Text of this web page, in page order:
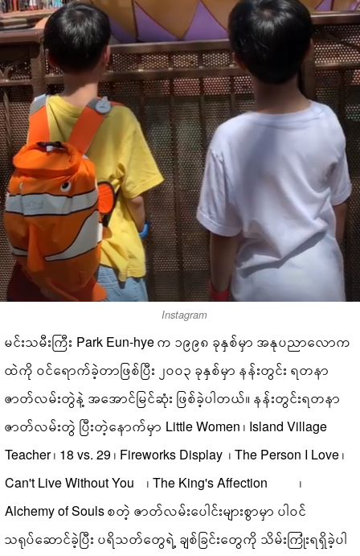
Instagram
မင်းသမီးကြီး Park Eun-hye က ၁၉၉၈ ခုနှစ်မှာ အနုပညာလောက
ထဲကို ဝင်ရောက်ခဲ့တာဖြစ်ပြီး ၂၀၀၃ ခုနှစ်မှာ နန်းတွင်း ရတနာ
ဇာတ်လမ်းတွဲနဲ့ အအောင်မြင်ဆုံး ဖြစ်ခဲ့ပါတယ်။ နန်းတွင်းရတနာ
ဇာတ်လမ်းတွဲ ပြီးတဲ့နောက်မှာ Little Women ၊ Island Village
Teacher ၊ 18 vs. 29 ၊ Fireworks Display ၊ The Person I Love ၊
Can't Live Without You ၊ The King's Affection ၊
Alchemy of Souls စတဲ့ ဇာတ်လမ်းပေါင်းများစွာမှာ ပါဝင်
သရုပ်ဆောင်ခဲ့ပြီး ပရိသတ်တွေရဲ့ ချစ်ခြင်းတွေကို သိမ်းကြုံးရရှိခဲ့ပါ